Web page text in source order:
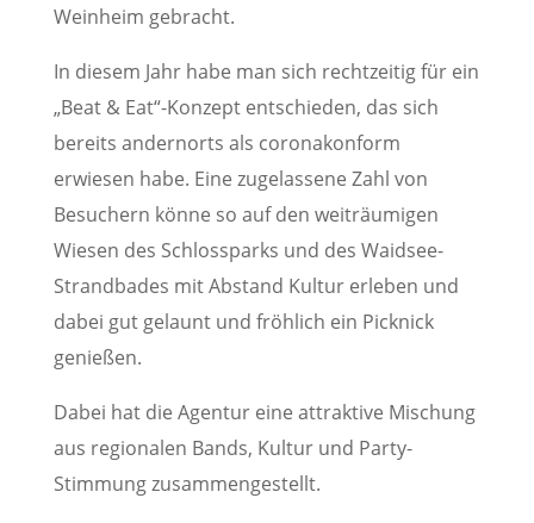
Weinheim gebracht.
In diesem Jahr habe man sich rechtzeitig für ein
„Beat & Eat“-Konzept entschieden, das sich
bereits andernorts als coronakonform
erwiesen habe. Eine zugelassene Zahl von
Besuchern könne so auf den weiträumigen
Wiesen des Schlossparks und des Waidsee-
Strandbades mit Abstand Kultur erleben und
dabei gut gelaunt und fröhlich ein Picknick
genießen.
Dabei hat die Agentur eine attraktive Mischung
aus regionalen Bands, Kultur und Party-
Stimmung zusammengestellt.